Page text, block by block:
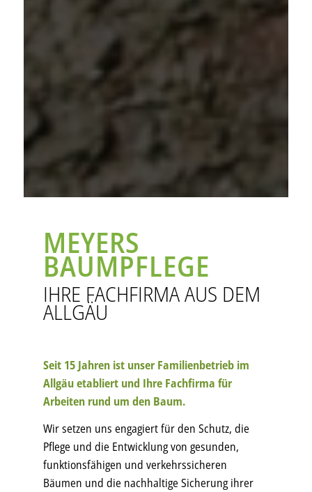
MEYERS
BAUMPFLEGE
IHRE FACHFIRMA AUS DEM
ALLGÄU
Seit 15 Jahren ist unser Familienbetrieb im
Allgäu etabliert und Ihre Fachfirma für
Arbeiten rund um den Baum.
Wir setzen uns engagiert für den Schutz, die
Pflege und die Entwicklung von gesunden,
funktionsfähigen und verkehrssicheren
Bäumen und die nachhaltige Sicherung ihrer